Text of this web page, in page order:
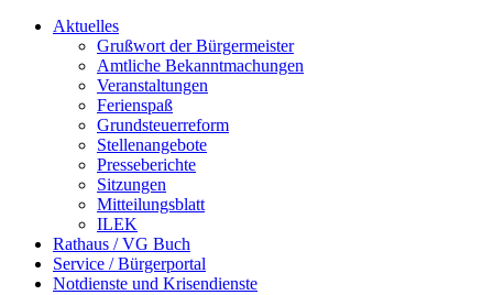
Aktuelles
Grußwort der Bürgermeister
Amtliche Bekanntmachungen
Veranstaltungen
Ferienspaß
Grundsteuerreform
Stellenangebote
Presseberichte
Sitzungen
Mitteilungsblatt
ILEK
Rathaus / VG Buch
Service / Bürgerportal
Notdienste und Krisendienste